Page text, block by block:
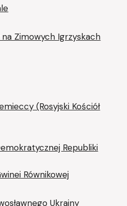
Zimowych Igrzyskach
(Rosyjski Kościół
Republiki
Równikowej
Ukrainy